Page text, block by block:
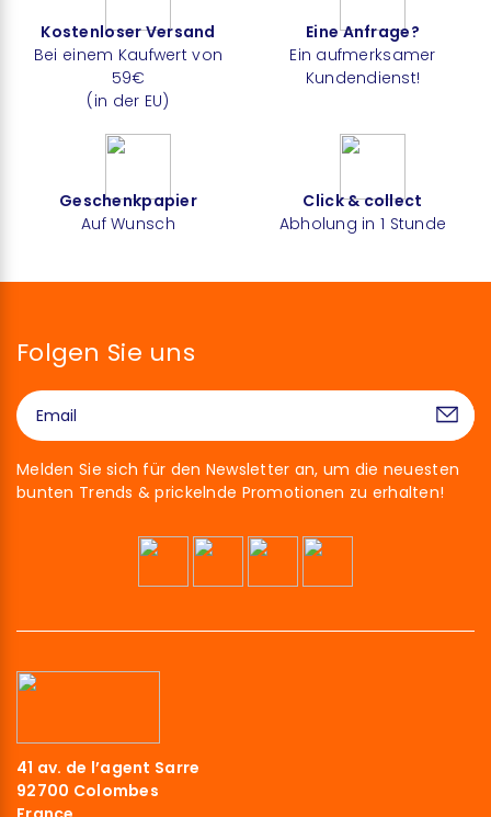
Kostenloser Versand
Bei einem Kaufwert von
59€
(in der EU)
Eine Anfrage?
Ein aufmerksamer
Kundendienst!
Geschenkpapier
Auf Wunsch
Click & collect
Abholung in 1 Stunde
Folgen Sie uns
Melden Sie sich für den Newsletter an, um die neuesten
bunten Trends & prickelnde Promotionen zu erhalten!
41 av. de l’agent Sarre
92700 Colombes